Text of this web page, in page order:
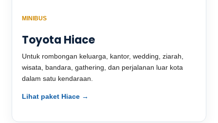
MINIBUS
Toyota Hiace
Untuk rombongan keluarga, kantor, wedding, ziarah,
wisata, bandara, gathering, dan perjalanan luar kota
dalam satu kendaraan.
Lihat paket Hiace →